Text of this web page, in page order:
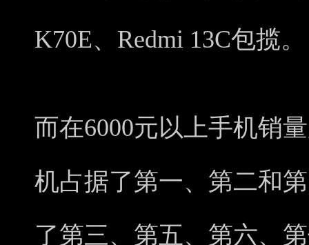
K70E、Redmi 13C包揽。
而在6000元以上手机销
机占据了第一、第二和
了第三、第五、第六、